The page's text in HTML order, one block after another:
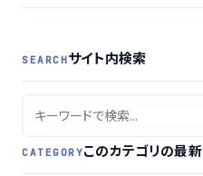
SEARCHサイト内検索
CATEGORYこのカテゴリの最新